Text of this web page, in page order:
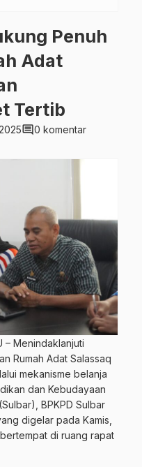
Penuh
Adat
Tertib
comment0 komentar
– Menindaklanjuti
Rumah Adat Salassaq
mekanisme belanja
dan Kebudayaan
BPKPD Sulbar
digelar pada Kamis,
di ruang rapat